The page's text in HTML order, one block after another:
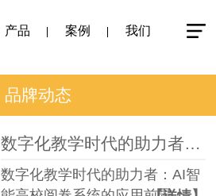
产品 案例 我们
品牌动态
数字化教学时代的助力者：AI智能高校阅卷系统的应用前景
数字化教学时代的助力者：AI智